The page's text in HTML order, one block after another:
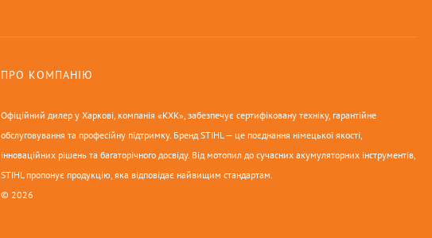
ПРО КОМПАНІЮ
Офіційний дилер у Харкові, компанія «КХК», забезпечує сертифіковану техніку, гарантійне
обслуговування та професійну підтримку. Бренд STIHL — це поєднання німецької якості,
інноваційних рішень та багаторічного досвіду. Від мотопил до сучасних акумуляторних інструментів,
STIHL пропонує продукцію, яка відповідає найвищим стандартам.
© 2026